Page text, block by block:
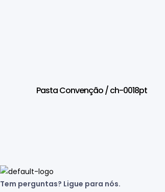
Pasta Convenção / ch-0018pt
Tem perguntas? Ligue para nós.